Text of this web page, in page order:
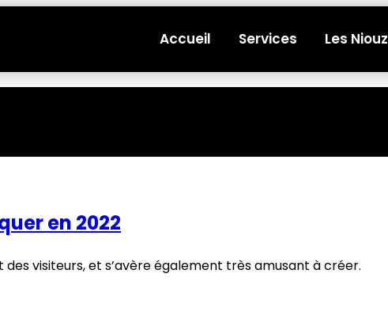
Accueil Services Les Niouz
en 2022
visiteurs, et s’avère également très amusant à créer.